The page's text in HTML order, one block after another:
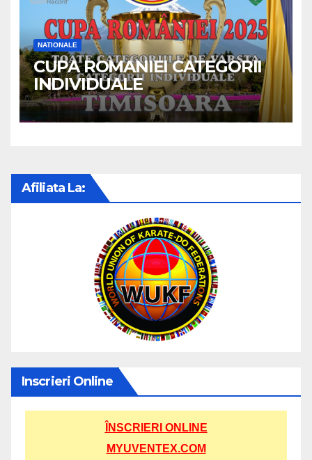
NATIONALE
CUPA ROMANIEI CATEGORII
INDIVIDUALE
Afiliata La:
Inscrieri Online
ÎNSCRIERI ONLINE
MYUVENTEX.COM